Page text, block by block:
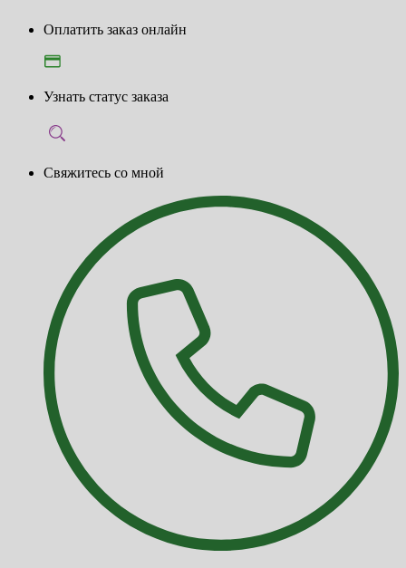
Оплатить заказ онлайн
Узнать статус заказа
Свяжитесь со мной